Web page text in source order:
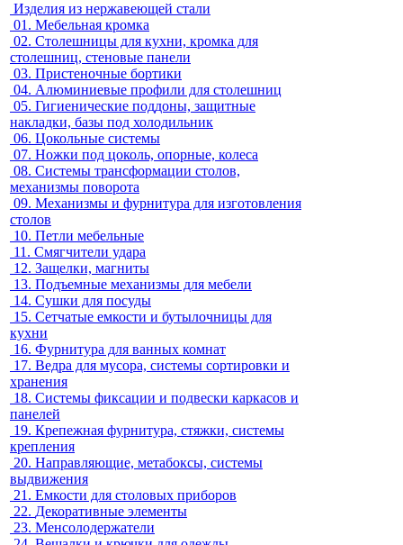
Изделия из нержавеющей стали
01. Мебельная кромка
02. Столешницы для кухни, кромка для
столешниц, стеновые панели
03. Пристеночные бортики
04. Алюминиевые профили для столешниц
05. Гигиенические поддоны, защитные
накладки, базы под холодильник
06. Цокольные системы
07. Ножки под цоколь, опорные, колеса
08. Системы трансформации столов,
механизмы поворота
09. Механизмы и фурнитура для изготовления
столов
10. Петли мебельные
11. Смягчители удара
12. Защелки, магниты
13. Подъемные механизмы для мебели
14. Сушки для посуды
15. Сетчатые емкости и бутылочницы для
кухни
16. Фурнитура для ванных комнат
17. Ведра для мусора, системы сортировки и
хранения
18. Системы фиксации и подвески каркасов и
панелей
19. Крепежная фурнитура, стяжки, системы
крепления
20. Направляющие, метабоксы, системы
выдвижения
21. Емкости для столовых приборов
22. Декоративные элементы
23. Менсолодержатели